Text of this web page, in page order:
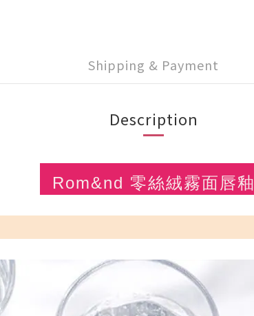
Shipping & Payment
Description
Rom&nd 零絲絨霧面唇釉